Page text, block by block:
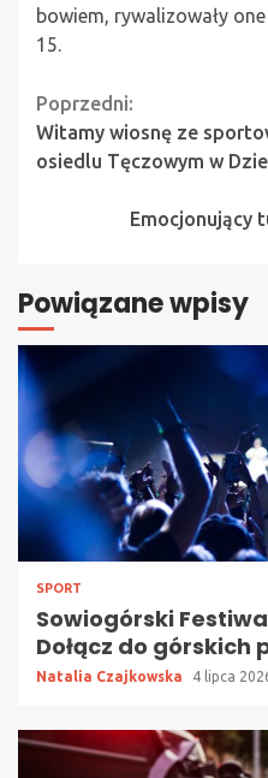
bowiem, rywalizowały
15.
Continue
Reading
Poprzedni:
Witamy wiosnę ze
osiedlu Tęczowym w
Emocjonujący
Powiązane wpisy
SPORT
Sowiogórski
Dołącz do górskich
Natalia Czajkowska 4 lipca